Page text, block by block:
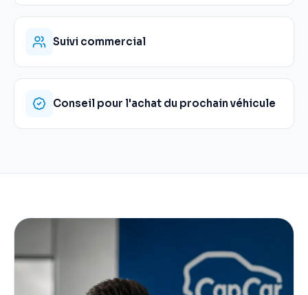
Suivi commercial
Conseil pour l'achat du prochain véhicule